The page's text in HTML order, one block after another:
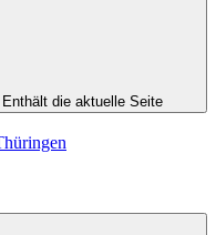
Enthält die aktuelle Seite